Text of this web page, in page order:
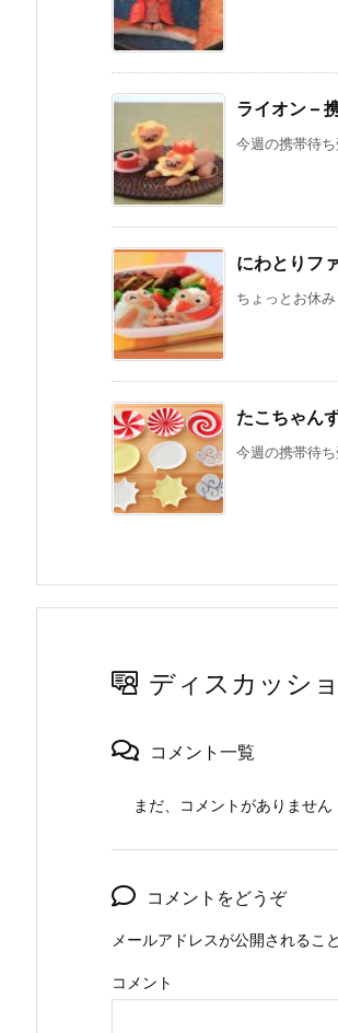
ライオン –
今週の携帯待
にわとりフ
ちょっとお休
たこちゃん
今週の携帯待
ディスカッシ
コメント一覧
まだ、コメントがありません
コメントをどうぞ
メールアドレスが公開されるこ
コメント